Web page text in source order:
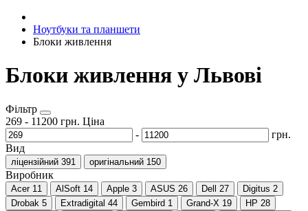
Ноутбуки та планшети
Блоки живлення
Блоки живлення у Львові
Фільтр
269 - 11200 грн. Ціна
-
грн.
Вид
ліцензійний 391 оригінальний 150
Виробник
Acer 11 AlSoft 14 Apple 3 ASUS 26 Dell 27 Digitus 2
Drobak 5 Extradigital 44 Gembird 1 Grand-X 19 HP 28